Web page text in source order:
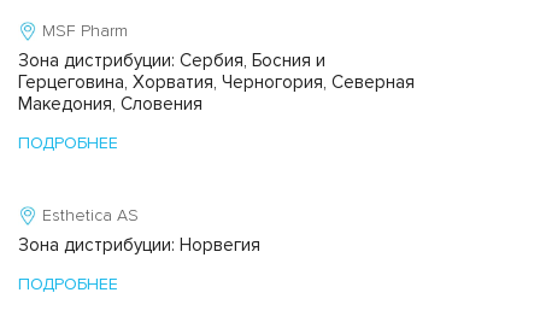
MSF Pharm
Зона дистрибуции: Сербия, Босния и
Герцеговина, Хорватия, Черногория, Северная
Македония, Словения
ПОДРОБНЕЕ
Esthetica AS
Зона дистрибуции: Норвегия
ПОДРОБНЕЕ